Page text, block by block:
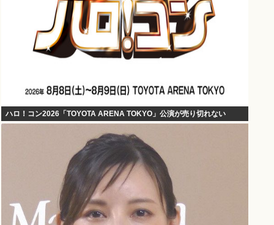
ハロ！コン2026「TOYOTA ARENA TOKYO」公演が売り切れない